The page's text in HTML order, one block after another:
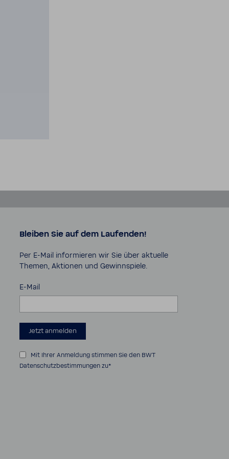
Bleiben Sie auf dem Laufenden!
Per E-​Mail infor­mieren wir Sie über aktu­elle
Themen, Aktionen und Gewinn­spiele.
E-Mail
Jetzt anmelden
Mit Ihrer Anmeldung stimmen Sie den BWT
Datenschutzbestimmungen zu*